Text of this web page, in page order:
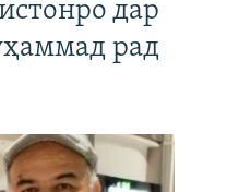
дар
рад